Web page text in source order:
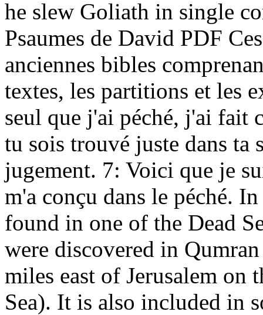
he slew Goliath in single
Psaumes de David PDF
anciennes bibles
textes, les partitions et les
seul que j'ai péché, j'ai fait
tu sois trouvé juste dans ta
jugement. 7: Voici que je
m'a conçu dans le péché.
found in one of the Dead
were discovered in
miles east of Jerusalem on
Sea). It is also included in